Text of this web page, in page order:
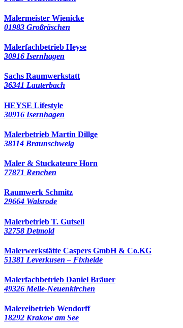
Malermeister Wienicke
01983 Großräschen
Malerfachbetrieb Heyse
30916 Isernhagen
Sachs Raumwerkstatt
36341 Lauterbach
HEYSE Lifestyle
30916 Isernhagen
Malerbetrieb Martin Dillge
38114 Braunschweig
Maler & Stuckateure Horn
77871 Renchen
Raumwerk Schmitz
29664 Walsrode
Malerbetrieb T. Gutsell
32758 Detmold
Malerwerkstätte Caspers GmbH & Co.KG
51381 Leverkusen – Fixheide
Malerfachbetrieb Daniel Bräuer
49326 Melle-Neuenkirchen
Malereibetrieb Wendorff
18292 Krakow am See